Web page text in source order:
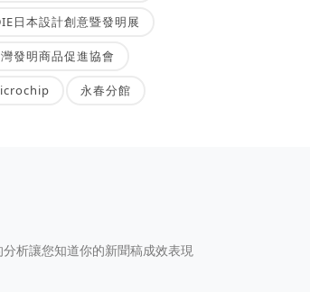
日本設計創意暨發明展
發明商品促進協會
永春分館
析讓您知道你的新聞稿成效表現